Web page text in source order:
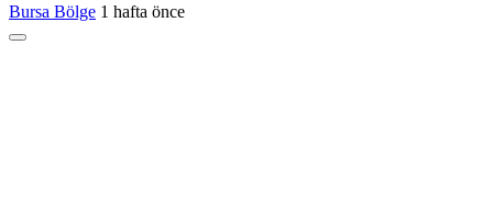
Bursa Bölge 1 hafta önce